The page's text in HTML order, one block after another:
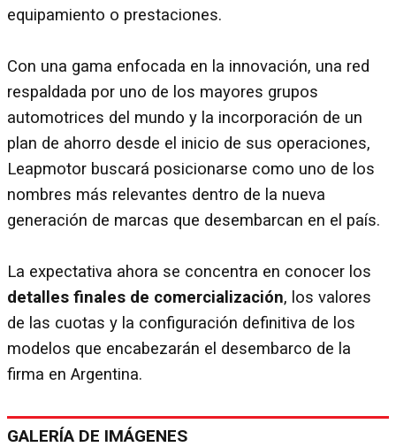
equipamiento o prestaciones.
Con una gama enfocada en la innovación, una red
respaldada por uno de los mayores grupos
automotrices del mundo y la incorporación de un
plan de ahorro desde el inicio de sus operaciones,
Leapmotor buscará posicionarse como uno de los
nombres más relevantes dentro de la nueva
generación de marcas que desembarcan en el país.
La expectativa ahora se concentra en conocer los
detalles finales de comercialización, los valores
de las cuotas y la configuración definitiva de los
modelos que encabezarán el desembarco de la
firma en Argentina.
GALERÍA DE IMÁGENES